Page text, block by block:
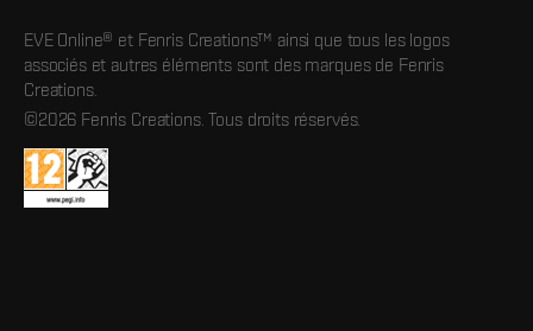
EVE Online® et Fenris Creations™ ainsi que tous les logos
associés et autres éléments sont des marques de Fenris
Creations.
©2026 Fenris Creations. Tous droits réservés.